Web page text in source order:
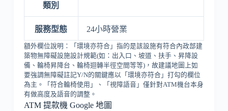
類別
服務型態 24小時營業
額外欄位說明：「環境亦符合」指的是該設施有符合內政部建
築物無障礙設施設計規範(如：出入口、坡道、扶手、昇降設
備、輪椅昇降台、輪椅迴轉半徑空間等等)，故建議地圖上如
要強調無障礙註記Y/N的關鍵應以「環境亦符合」打勾的欄位
為主。「符合輪椅使用」、「視障語音」僅針對ATM機台本身
有做高度及語音的調整。
ATM 提款機 Google 地圖